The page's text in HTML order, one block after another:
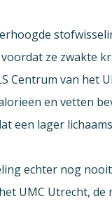
ze zwakte
Centrum van het
en vetten
een lager
echter nog
UMC Utrecht,